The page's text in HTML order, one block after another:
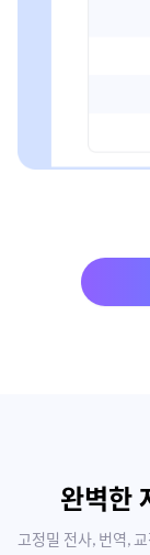
완벽한
고정밀 전사, 번역,